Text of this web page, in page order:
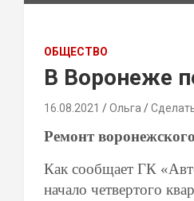
ОБЩЕСТВО
В Воронеже
16.08.2021 Ольга
Ремонт
Как сообщает ГК
начало четвертого